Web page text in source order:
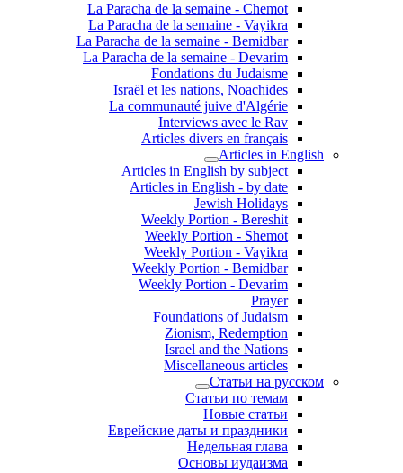
La Paracha de la semaine - Chemot
La Paracha de la semaine - Vayikra
La Paracha de la semaine - Bemidbar
La Paracha de la semaine - Devarim
Fondations du Judaisme
Israël et les nations, Noachides
La communauté juive d'Algérie
Interviews avec le Rav
Articles divers en français
Articles in English
Articles in English by subject
Articles in English - by date
Jewish Holidays
Weekly Portion - Bereshit
Weekly Portion - Shemot
Weekly Portion - Vayikra
Weekly Portion - Bemidbar
Weekly Portion - Devarim
Prayer
Foundations of Judaism
Zionism, Redemption
Israel and the Nations
Miscellaneous articles
Статьи на русском
Статьи по темам
Новые статьи
Еврейские даты и праздники
Недельная глава
Основы иудаизма